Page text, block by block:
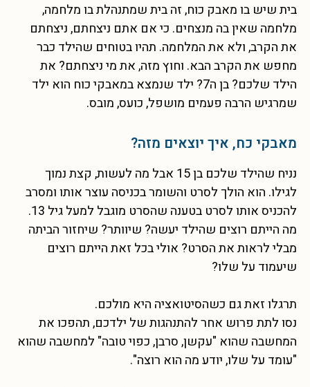
בית שיש בו מאבק כוח, זה בית שמתנהלת בו מלחמה,
מלחמה שאין בה מנצחים. כי אם אתם ניצחתם, ניצחתם
את הקרב, ולא את המלחמה. תהיו בטוחים שהילד כבר
מחפש את הקרב הבא. וחוץ מזה, את מי ניצחתם? את
הילד שלכם? בן ה7? ילד שנמצא במאבקי כוח הוא ילד
שמרגיש הרבה פעמים מושפל, כועס, מובס.
מאבקי כח, איך יוצאים מזה?
נניח שהילד שלכם בן 15 אבל מה לעשות, קצת נמוך
לגילו. הוא הולך לסרט והשומר בכניסה עוצר אותו ומסרב
להכניס אותו לסרט בטענה שהסרט מוגבל למעל גיל 13.
מה הייתם רוצים שהילד יעשה? שיוותר? שיחזור הביתה
מבלי לראות את הסרט? אולי בכל זאת הייתם רוצים
שיעמוד על שלו?
תרגלו זאת גם כשהסיטואציה היא מולכם.
נסו לתת פרוש אחר להתנהגות של ילדכם, תהפכו את
המחשבה שהוא "עקשן, סרבן, כפוי טובה" למחשבה שהוא
"עומד על שלו, יודע מה הוא רוצה".